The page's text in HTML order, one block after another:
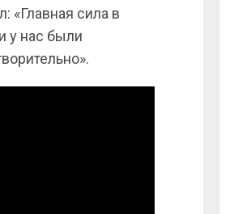
«Главная сила в
у нас были